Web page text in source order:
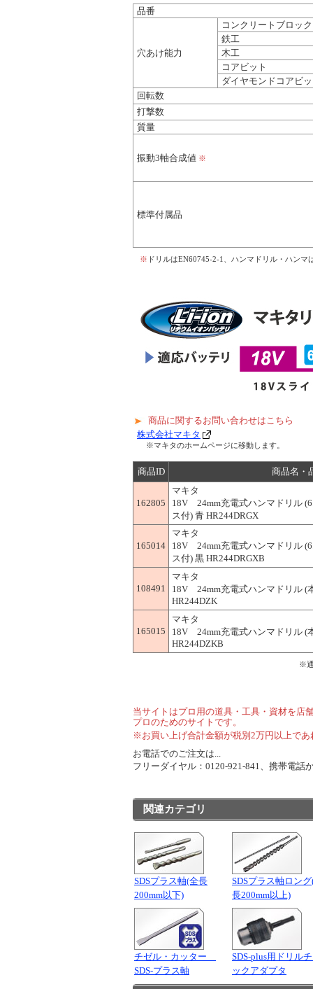
品番
穴あけ能力
コンクリートブロック
鉄工
木工
コアビット
ダイヤモンドコアビ
回転数
打撃数
質量
振動3軸合成値 ※
標準付属品
※ ドリルはEN60745-2-1、ハンマドリル・ハン
商品に関するお問い合わせはこちら
株式会社マキタ
※マキタのホームページに移動します。
商品ID 商品名・
162805
マキタ
18V 24mm充電式ハンマドリル
ス付) 青 HR244DRGX
165014
マキタ
18V 24mm充電式ハンマドリル
ス付) 黒 HR244DRGXB
108491
マキタ
18V 24mm充電式ハンマドリル (
HR244DZK
165015
マキタ
18V 24mm充電式ハンマドリル (
HR244DZKB
※
当サイトはプロ用の道具・工具・資材を店
プロのためのサイトです。
※お買い上げ合計金額が税別2万円以上で
お電話でのご注文は...
フリーダイヤル：0120-921-841、携帯電
関連カテゴリ
SDSプラス軸(全長
200mm以下)
SDSプラス軸ロン
長200mm以上)
チゼル・カッター
SDS-プラス軸
SDS-plus用ドリル
ックアダプタ